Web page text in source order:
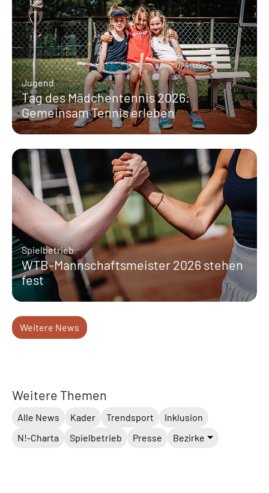
Jugend
Tag des Mädchentennis 2026:
Gemeinsam Tennis erleben
Spielbetrieb
WTB-Mannschaftsmeister 2026 stehen
fest
Weitere News
Weitere Themen
Alle News Kader Trendsport
Inklusion
N!-Charta
Spielbetrieb Presse Bezirke